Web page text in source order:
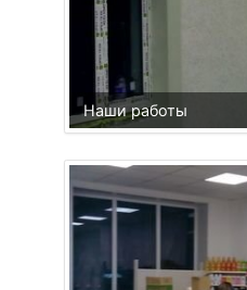
Наши работы